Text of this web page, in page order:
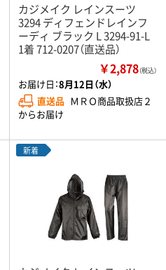
カジメイク レインスーツ
3294 ディフェンドレインフ
ーディ ブラック L 3294-91-L
1着 712-0207（直送品）
￥2,878（税込）
お届け日：8月12日（水）
直送品 ＭＲＯ商品取扱店２
からお届け
新着